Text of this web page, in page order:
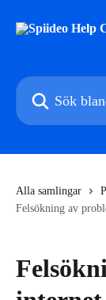
Sök bland våra
Alla samlingar
Felsökning av